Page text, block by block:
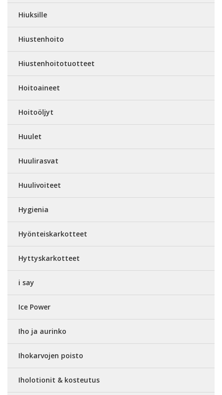
Hiuksille
Hiustenhoito
Hiustenhoitotuotteet
Hoitoaineet
Hoitoöljyt
Huulet
Huulirasvat
Huulivoiteet
Hygienia
Hyönteiskarkotteet
Hyttyskarkotteet
i say
Ice Power
Iho ja aurinko
Ihokarvojen poisto
Iholotionit & kosteutus